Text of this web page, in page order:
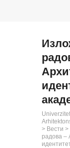
> Вести >
радова –